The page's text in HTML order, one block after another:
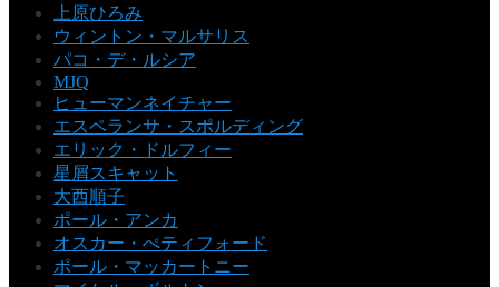
上原ひろみ
ウィントン・マルサリス
パコ・デ・ルシア
MJQ
ヒューマンネイチャー
エスペランサ・スポルディング
エリック・ドルフィー
星屑スキャット
大西順子
ポール・アンカ
オスカー・ぺティフォード
ポール・マッカートニー